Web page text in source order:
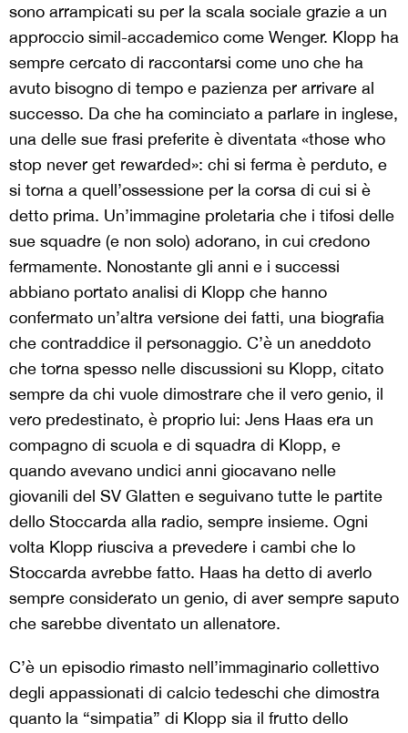
sono arrampicati su per la scala sociale grazie a un
approccio simil-accademico come Wenger. Klopp ha
sempre cercato di raccontarsi come uno che ha
avuto bisogno di tempo e pazienza per arrivare al
successo. Da che ha cominciato a parlare in inglese,
una delle sue frasi preferite è diventata «those who
stop never get rewarded»: chi si ferma è perduto, e
si torna a quell’ossessione per la corsa di cui si è
detto prima. Un’immagine proletaria che i tifosi delle
sue squadre (e non solo) adorano, in cui credono
fermamente. Nonostante gli anni e i successi
abbiano portato analisi di Klopp che hanno
confermato un’altra versione dei fatti, una biografia
che contraddice il personaggio. C’è un aneddoto
che torna spesso nelle discussioni su Klopp, citato
sempre da chi vuole dimostrare che il vero genio, il
vero predestinato, è proprio lui: Jens Haas era un
compagno di scuola e di squadra di Klopp, e
quando avevano undici anni giocavano nelle
giovanili del SV Glatten e seguivano tutte le partite
dello Stoccarda alla radio, sempre insieme. Ogni
volta Klopp riusciva a prevedere i cambi che lo
Stoccarda avrebbe fatto. Haas ha detto di averlo
sempre considerato un genio, di aver sempre saputo
che sarebbe diventato un allenatore.
C’è un episodio rimasto nell’immaginario collettivo
degli appassionati di calcio tedeschi che dimostra
quanto la “simpatia” di Klopp sia il frutto dello